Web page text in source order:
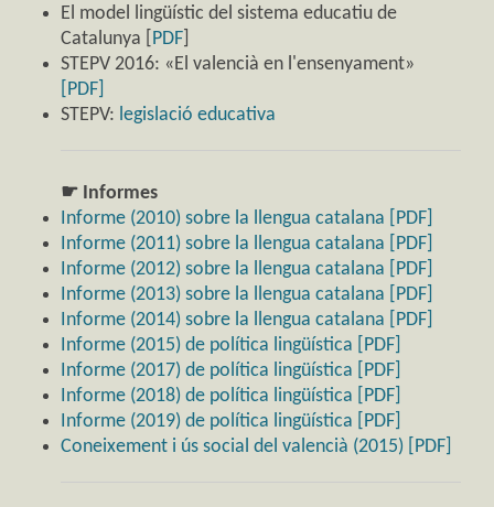
El model lingüístic del sistema educatiu de
Catalunya [ PDF
STEPV 2016: «El valencià en l'ensenyament»
[PDF]
STEPV: legislació educativa
☛ Informes
Informe (2010) sobre la llengua catalana [PDF]
Informe (2011) sobre la llengua catalana [PDF]
Informe (2012) sobre la llengua catalana [PDF]
Informe (2013) sobre la llengua catalana [PDF]
Informe (2014) sobre la llengua catalana [PDF]
Informe (2015) de política lingüística [PDF]
Informe (2017) de política lingüística [PDF]
Informe (2018) de política lingüística [PDF]
Informe (2019) de política lingüística [PDF]
Coneixement i ús social del valencià (2015) [PDF]